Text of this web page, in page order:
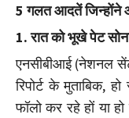
5 गलत आदतें जिन्होंने
1. ​रात को भूखे पेट
एनसीबीआई (नेशनल
रिपोर्ट के मुताबिक,
फॉलो कर रहे हों या